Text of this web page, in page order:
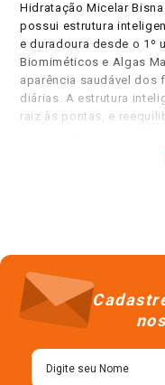
Hidratação Micelar
possui estrutura
e duradoura desde o 1º
Biomiméticos e Algas
aparência saudável dos
diárias. A estrutura
raiz às pontas, e
danos diários; 3. Não